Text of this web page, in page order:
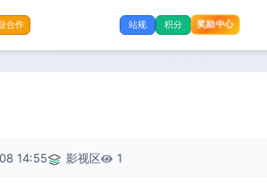
合作 站规 积分 奖励中心
14:55 影视区 1